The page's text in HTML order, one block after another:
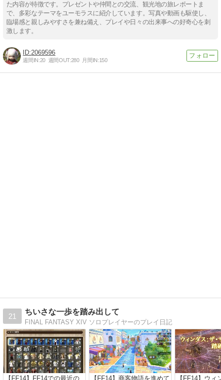
た内容が特徴です。プレゼントや仲間との交流、観光地の旅レポートま
で、多彩なテーマをユーモラスに紹介しています。写真や動画も駆使し、
臨場感と親しみやすさを兼ね備え、プレイや日々の出来事への好奇心を刺
激します。
2069596
週間IN:20 週間OUT:280 月間IN:150
21
ちいさな一歩を踏み出して
FINAL FANTASY XIV ソロプレイヤーのプレイ日記
【FF14】FF14での最近の
【FF14】商客物語を進めて
【FF14】ウィ